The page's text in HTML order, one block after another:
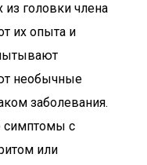
головки члена
их опыта и
необычные
заболевания.
симптомы с
или